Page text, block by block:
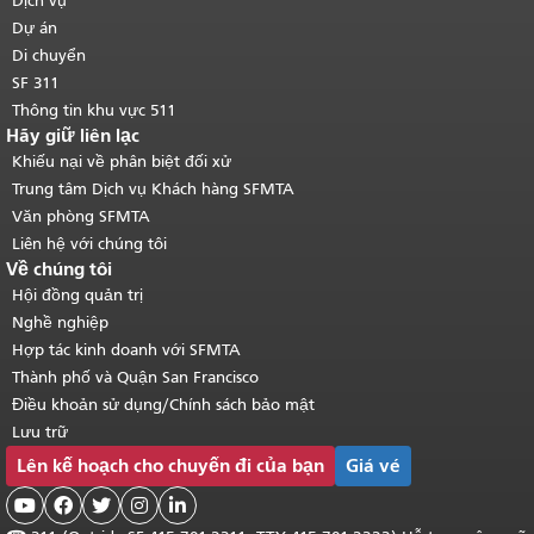
chính.
Dự án
Di chuyển
SF 311
Thông tin khu vực 511
Hãy giữ liên lạc
Khiếu nại về phân biệt đối xử
Trung tâm Dịch vụ Khách hàng SFMTA
Văn phòng SFMTA
Liên hệ với chúng tôi
Về chúng tôi
Hội đồng quản trị
Nghề nghiệp
Hợp tác kinh doanh với SFMTA
Thành phố và Quận San Francisco
Điều khoản sử dụng/Chính sách bảo mật
Lưu trữ
Lên kế hoạch cho chuyến đi của bạn Giá vé
    